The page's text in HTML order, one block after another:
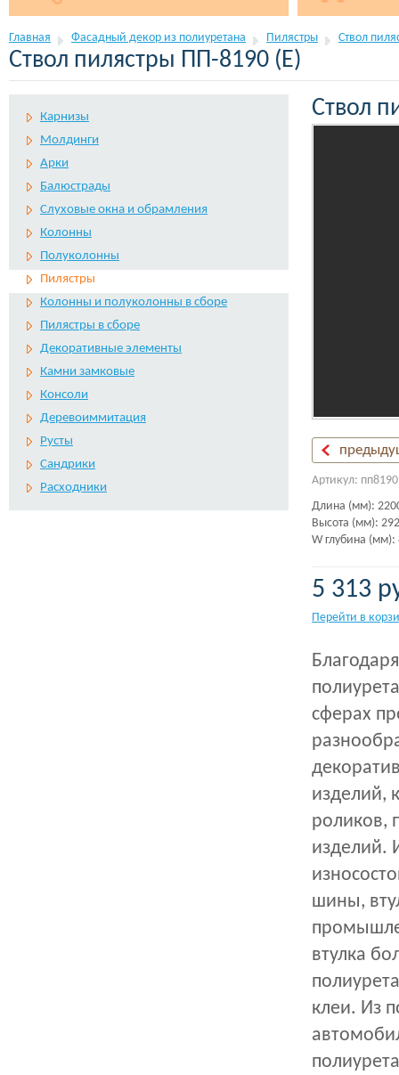
Главная Фасадный декор из полиуретана Пилястры Ствол
Ствол пилястры ПП-8190 (Е)
Карнизы
Молдинги
Арки
Балюстрады
Слуховые окна и обрамления
Колонны
Полуколонны
Пилястры
Колонны и полуколонны в сборе
Пилястры в сборе
Декоративные элементы
Камни замковые
Консоли
Деревоиммитация
Русты
Сандрики
Расходники
Ствол
Артикул: пп8190
Длина (мм):
Высота (мм): 292
W глубина (мм):
5 313
Перейти в
сферах
изделий,
роликов,
изделий.
шины,
втулка
клеи. Из